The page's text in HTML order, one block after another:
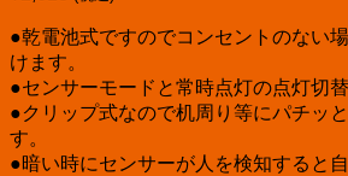
●乾電池式ですのでコンセントのない
けます。
●センサーモードと常時点灯の点灯切替
●クリップ式なので机周り等にパチッ
す。
●暗い時にセンサーが人を検知すると